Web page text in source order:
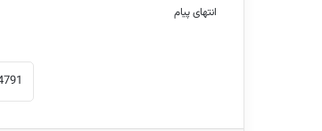
انتهای پیام